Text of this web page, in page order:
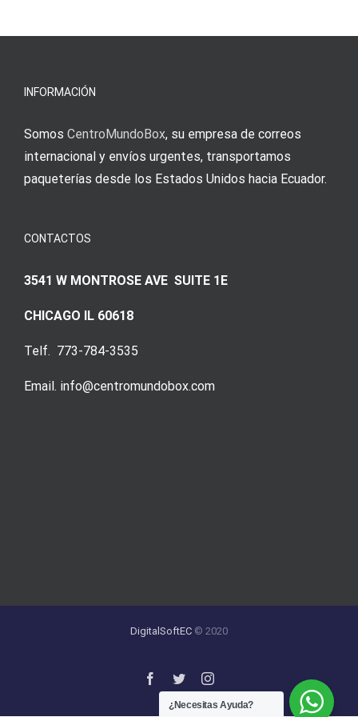
erfordert
INFORMACIÓN
Somos CentroMundoBox, su empresa de correos
internacional y envíos urgentes, transportamos
paqueterías desde los Estados Unidos hacia Ecuador.
CONTACTOS
3541 W MONTROSE AVE SUITE 1E
CHICAGO IL 60618
Telf. 773-784-3535
Email. info@centromundobox.com
DigitalSoftEC © 2020
¿Necesitas Ayuda?